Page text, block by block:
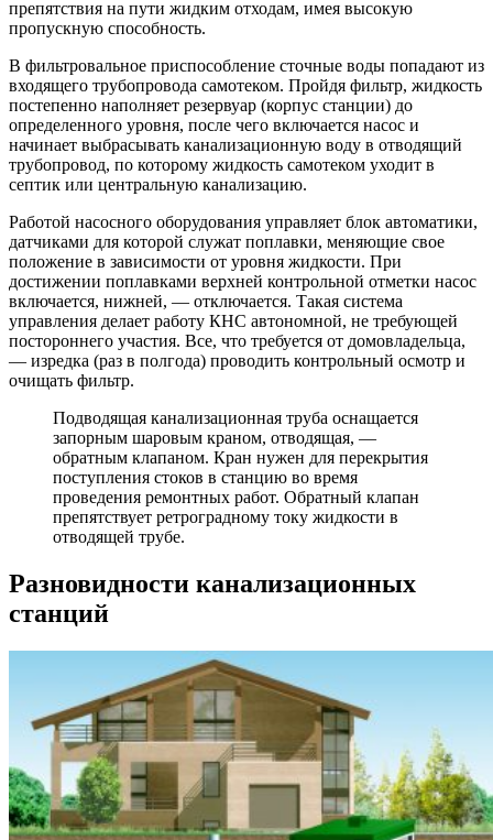
препятствия на пути жидким отходам, имея высокую
пропускную способность.
В фильтровальное приспособление сточные воды попадают из
входящего трубопровода самотеком. Пройдя фильтр, жидкость
постепенно наполняет резервуар (корпус станции) до
определенного уровня, после чего включается насос и
начинает выбрасывать канализационную воду в отводящий
трубопровод, по которому жидкость самотеком уходит в
септик или центральную канализацию.
Работой насосного оборудования управляет блок автоматики,
датчиками для которой служат поплавки, меняющие свое
положение в зависимости от уровня жидкости. При
достижении поплавками верхней контрольной отметки насос
включается, нижней, — отключается. Такая система
управления делает работу КНС автономной, не требующей
постороннего участия. Все, что требуется от домовладельца,
— изредка (раз в полгода) проводить контрольный осмотр и
очищать фильтр.
Подводящая канализационная труба оснащается
запорным шаровым краном, отводящая, —
обратным клапаном. Кран нужен для перекрытия
поступления стоков в станцию во время
проведения ремонтных работ. Обратный клапан
препятствует ретроградному току жидкости в
отводящей трубе.
Разновидности канализационных
станций